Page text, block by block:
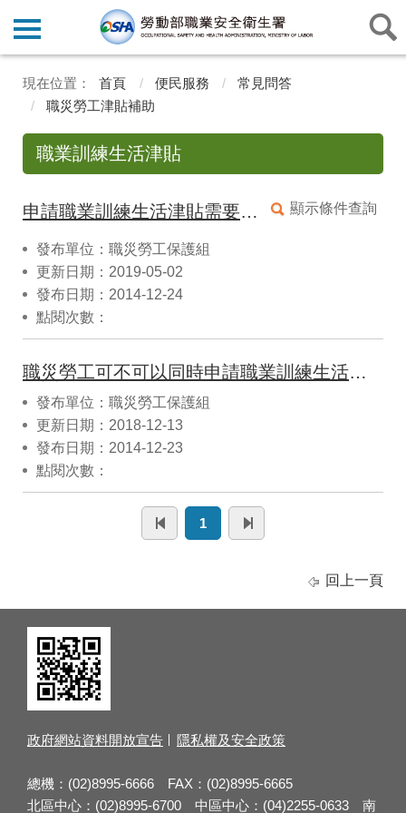
首頁 便民服務
常見問答
職災勞工津貼補助
職業訓練生活津貼
顯示條件查詢
申請職業訓練生活津貼需要什麼資格？可以發給多少錢？
發布單位：職災勞工保護組
更新日期：2019-05-02
發布日期：2014-12-24
點閱次數：
職災勞工可不可以同時申請職業訓練生活津貼以及職業災害勞工保護法其他補助？
發布單位：職災勞工保護組
更新日期：2018-12-13
發布日期：2014-12-23
點閱次數：
1
回上一頁
政府網站資料開放宣告 隱私權及安全政策
總機：(02)8995-6666 FAX：(02)8995-6665
北區中心：(02)8995-6700 中區中心：(04)2255-0633 南